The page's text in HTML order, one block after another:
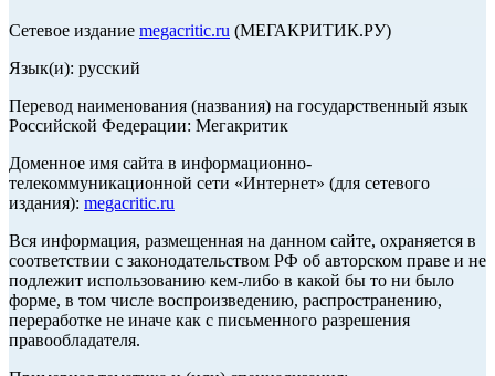
Сетевое издание megacritic.ru (МЕГАКРИТИК.РУ)
Язык(и): русский
Перевод наименования (названия) на государственный язык
Российской Федерации: Мегакритик
Доменное имя сайта в информационно-
телекоммуникационной сети «Интернет» (для сетевого
издания): megacritic.ru
Вся информация, размещенная на данном сайте, охраняется в
соответствии с законодательством РФ об авторском праве и не
подлежит использованию кем-либо в какой бы то ни было
форме, в том числе воспроизведению, распространению,
переработке не иначе как с письменного разрешения
правообладателя.